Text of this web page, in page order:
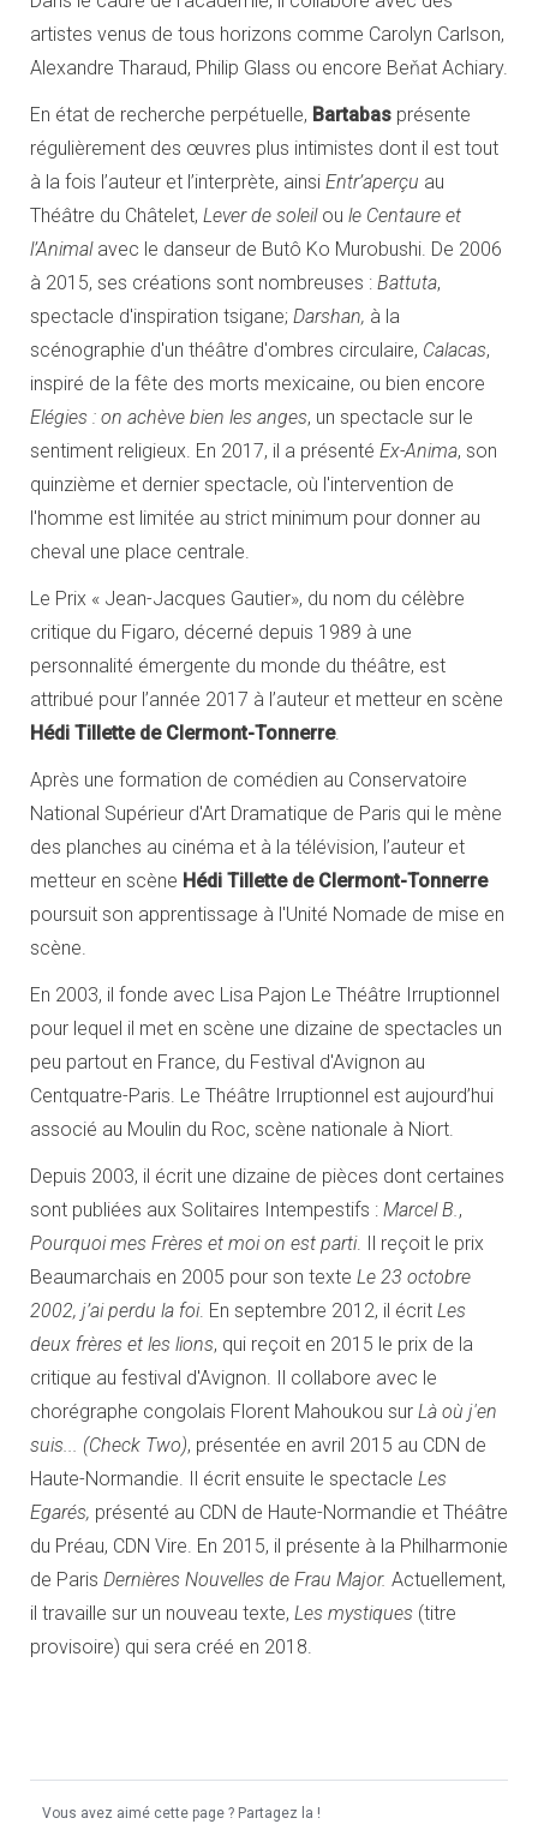
artistes venus de tous horizons comme Carolyn Carlson,
Alexandre Tharaud, Philip Glass ou encore Beňat Achiary.
En état de recherche perpétuelle, Bartabas présente
régulièrement des œuvres plus intimistes dont il est tout
à la fois l’auteur et l’interprète, ainsi Entr’aperçu au
Théâtre du Châtelet, Lever de soleilou le Centaure et
l’Animal avec le danseur de Butô Ko Murobushi. De 2006
à 2015, ses créations sont nombreuses : Battuta,
spectacle d'inspiration tsigane; Darshan, à la
scénographie d'un théâtre d'ombres circulaire, Calacas,
inspiré de la fête des morts mexicaine, ou bien encore
Elégies : on achève bien les anges, un spectacle sur le
sentiment religieux. En 2017, il a présenté Ex-Anima, son
quinzième et dernier spectacle, où l'intervention de
l'homme est limitée au strict minimum pour donner au
cheval une place centrale.
Le Prix « Jean-Jacques Gautier», du nom du célèbre
critique du Figaro, décerné depuis 1989 à une
personnalité émergente du monde du théâtre, est
attribué pour l’année 2017 à l’auteur et metteur en scène
Hédi Tillette de Clermont-Tonnerre.
Après une formation de comédien au Conservatoire
National Supérieur d'Art Dramatique de Paris qui le mène
des planches au cinéma et à la télévision, l’auteur et
metteur en scène Hédi Tillette de Clermont-Tonnerre
poursuit son apprentissage à l'Unité Nomade de mise en
scène.
En 2003, il fonde avec Lisa Pajon Le Théâtre Irruptionnel
pour lequel il met en scène une dizaine de spectacles un
peu partout en France, du Festival d'Avignon au
Centquatre-Paris. Le Théâtre Irruptionnel est aujourd’hui
associé au Moulin du Roc, scène nationale à Niort.
Depuis 2003, il écrit une dizaine de pièces dont certaines
sont publiées aux Solitaires Intempestifs : Marcel B.,
Pourquoi mes Frères et moi on est parti. Il reçoit le prix
Beaumarchais en 2005 pour son texte Le 23 octobre
2002, j’ai perdu la foi. En septembre 2012, il écrit Les
deux frères et les lions, qui reçoit en 2015 le prix de la
critique au festival d'Avignon. Il collabore avec le
chorégraphe congolais Florent Mahoukou sur Là où j'en
suis... (Check Two), présentée en avril 2015 au CDN de
Haute-Normandie. Il écrit ensuite le spectacle Les
Egarés, présenté au CDN de Haute-Normandie et Théâtre
du Préau, CDN Vire. En 2015, il présente à la Philharmonie
de Paris Dernières Nouvelles de Frau Major. Actuellement,
il travaille sur un nouveau texte, Les mystiques (titre
provisoire) qui sera créé en 2018.
Vous avez aimé cette page ? Partagez la !